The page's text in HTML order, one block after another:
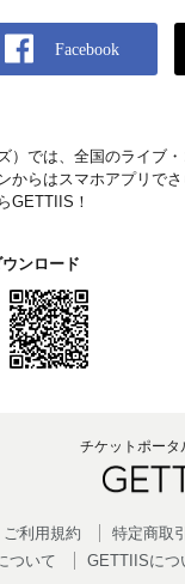
）では、全国のライブ
からはスマホアプリで
GETTIIS！
ンロード
チケットポータ
ご利用規約 特定商取
ついて
GETTIISにつ